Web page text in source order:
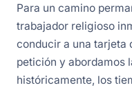
Para un camino
trabajador religioso
conducir a una tarjeta
petición y abordamos
históricamente, los